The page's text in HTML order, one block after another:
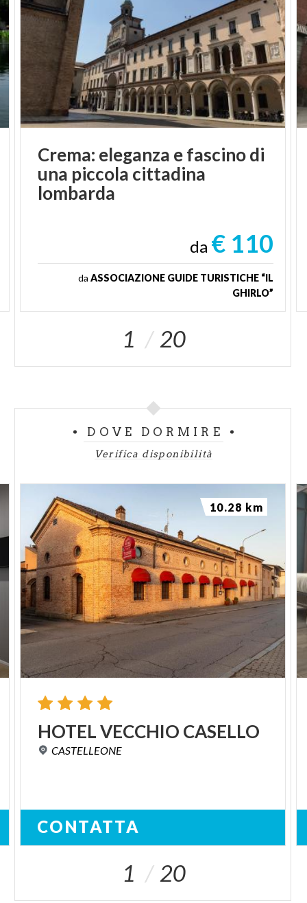
Crema: eleganza e fascino di
una piccola cittadina
lombarda
da € 110
da ASSOCIAZIONE GUIDE TURISTICHE “IL
GHIRLO”
1 20
DOVE DORMIRE
Verifica disponibilità
HOTELVECCHIO CASELLO
CASTELLEONE
CONTATTA
10.28 km
1 20